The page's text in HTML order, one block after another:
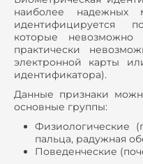
наиболее надежных
идентифицируется
которые
практически
электронной карты
идентификатора).
Данные признаки
основные группы:
Физиологические
пальца, радужная
Поведенческие